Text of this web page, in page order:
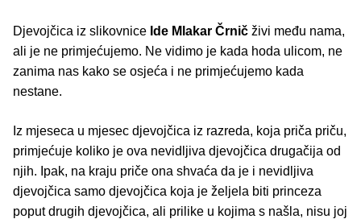
Djevojčica iz slikovnice Ide Mlakar Črnič živi među nama,
ali je ne primjećujemo. Ne vidimo je kada hoda ulicom, ne
zanima nas kako se osjeća i ne primjećujemo kada
nestane.
Iz mjeseca u mjesec djevojčica iz razreda, koja priča priču,
primjećuje koliko je ova nevidljiva djevojčica drugačija od
njih. Ipak, na kraju priče ona shvaća da je i nevidljiva
djevojčica samo djevojčica koja je željela biti princeza
poput drugih djevojčica, ali prilike u kojima s našla, nisu joj